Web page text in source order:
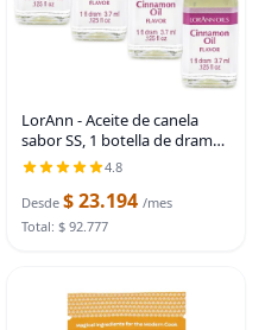
LorAnn - Aceite de canela
sabor SS, 1 botella de dram
(0.0125 onzas líquidas - 0.1 fl
oz), paquete de 4
4.8
Desde $ 23.194 /mes
Total: $ 92.777